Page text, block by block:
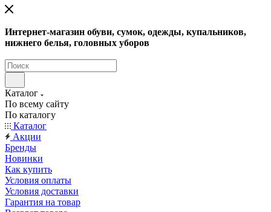
Интернет-магазин обуви, сумок, одежды, купальников,
нижнего белья, головных уборов
Каталог
По всему сайту
По каталогу
Каталог
Акции
Бренды
Новинки
Как купить
Условия оплаты
Условия доставки
Гарантия на товар